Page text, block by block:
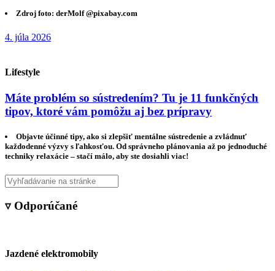
Zdroj foto: derMolf @pixabay.com
4. júla 2026
Lifestyle
Máte problém so sústredením? Tu je 11 funkčných
tipov, ktoré vám pomôžu aj bez prípravy
Objavte účinné tipy, ako si zlepšiť mentálne sústredenie a zvládnuť
každodenné výzvy s ľahkosťou. Od správneho plánovania až po jednoduché
techniky relaxácie – stačí málo, aby ste dosiahli viac!
▿ Odporúčané
Jazdené elektromobily